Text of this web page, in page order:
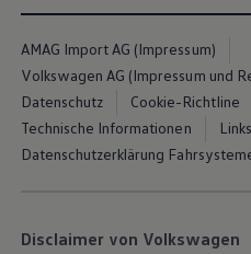
AMAG Import AG (Impressum)
Volkswagen AG (Impressum und
Datenschutz
Cookie-Richtline
Technische Informationen
Links
Datenschutzerklärung
Disclaimer von Volkswagen